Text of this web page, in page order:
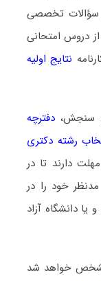
سؤالات تخصصی
دروس امتحانی
نتایج اولیه
سنجش،دفترچه
رشته دکتری
دارند تا در
خود را در
دانشگاه آزاد
خواهد شد